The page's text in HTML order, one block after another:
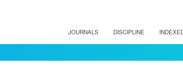
JOURNALS DISCIPLINE